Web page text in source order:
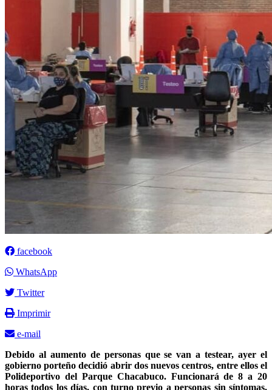
facebook
WhatsApp
Twitter
Imprimir
e-mail
Debido al aumento de personas que se van a testear, ayer el
gobierno porteño decidió abrir dos nuevos centros, entre ellos el
Polideportivo del Parque Chacabuco. Funcionará de 8 a 20
horas todos los días, con turno previo a personas sin síntomas,